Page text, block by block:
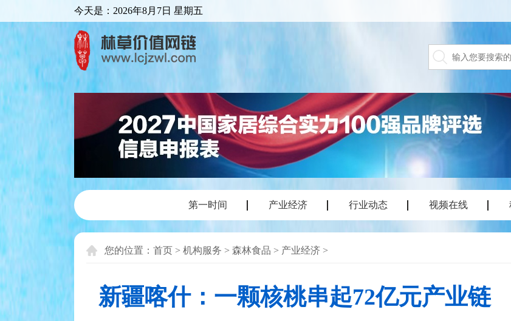
今天是： 2026年8月7日 星期五
第一时间 产业经济 行业动态 视频在线
您的位置： 首页 > 机构服务 > 森林食品 > 产业经济 >
新疆喀什：一颗核桃串起72亿元产业链